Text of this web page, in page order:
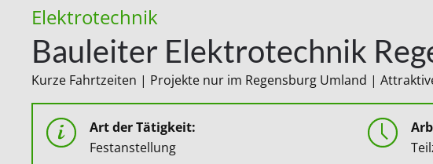
Elektrotechnik
Bauleiter Elektrotechnik
Kurze Fahrtzeiten | Projekte nur im Regensburg Umland |
Art der Tätigkeit:
Festanstellung